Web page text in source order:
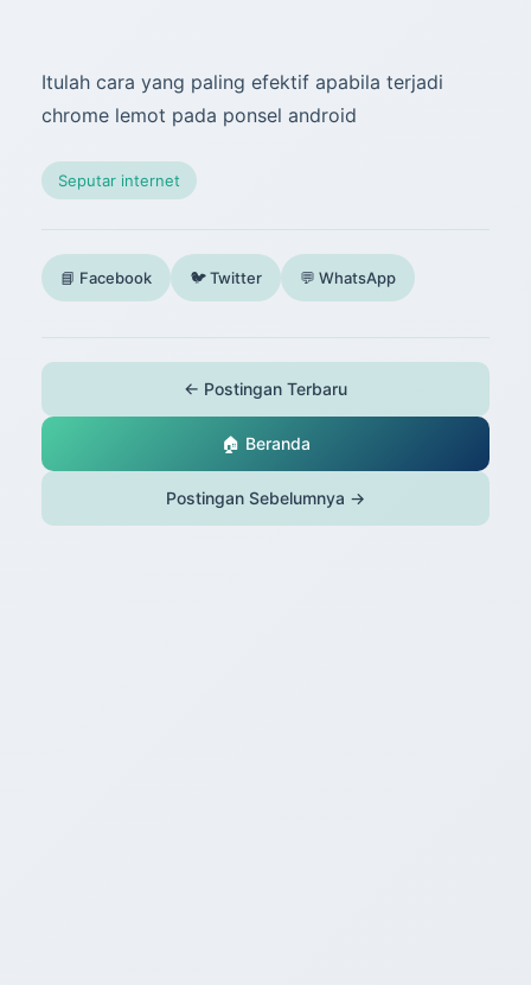
Itulah cara yang paling efektif apabila terjadi
chrome lemot pada ponsel android
Seputar internet
📘 Facebook 🐦 Twitter 💬 WhatsApp
← Postingan Terbaru
🏠 Beranda
Postingan Sebelumnya →